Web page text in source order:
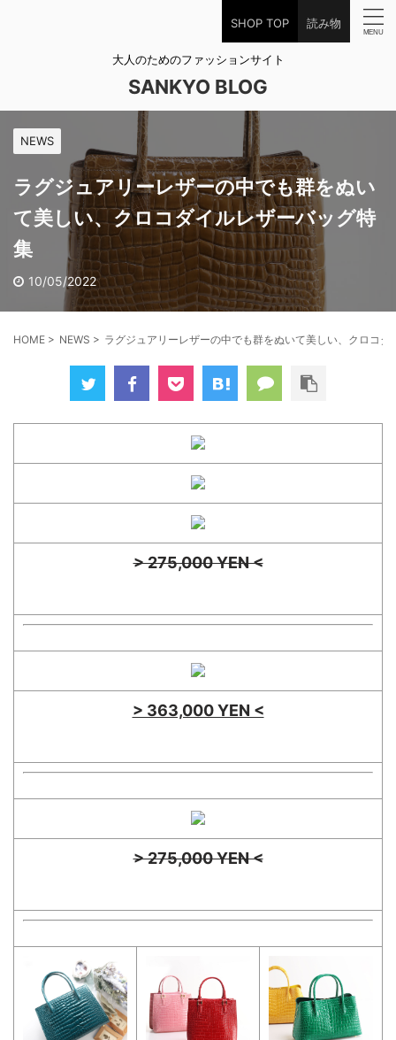
SHOP TOP 読み物
大人のためのファッションサイト
SANKYO BLOG
NEWS
ラグジュアリーレザーの中でも群をぬい
て美しい、クロコダイルレザーバッグ特
集
10/05/2022
HOME > NEWS > ラグジュアリーレザーの中でも群をぬいて美しい、クロコダ
> 275,000 YEN <
> 363,000 YEN <
> 275,000 YEN <